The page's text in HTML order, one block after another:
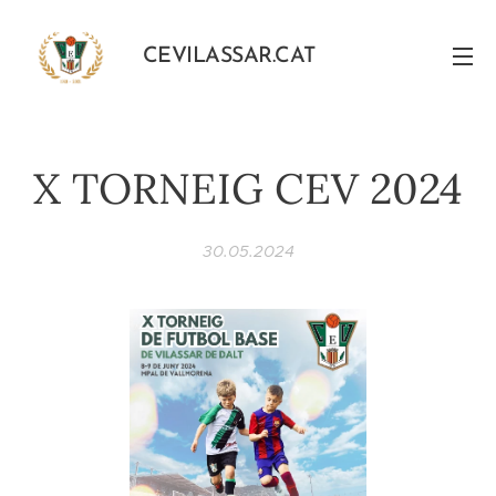
CEVILASSAR.CAT
X TORNEIG CEV 2024
30.05.2024